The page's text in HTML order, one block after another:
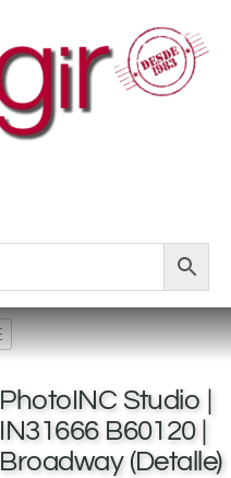
PhotoINC Studio |
IN31666 B60120 |
Broadway (Detalle)